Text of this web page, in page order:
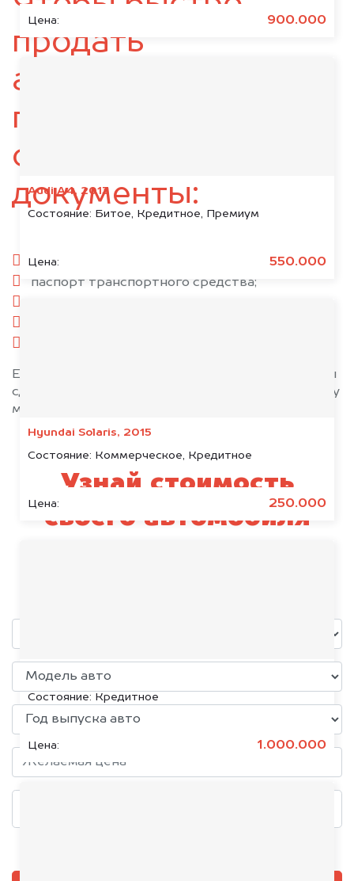
Цена: 900.000
Audi A4, 2013
Состояние: Битое, Кредитное, Премиум
Цена: 550.000
Hyundai Solaris, 2015
Состояние: Коммерческое, Кредитное
Цена: 250.000
KIA K5, 2020
Состояние: Кредитное
Цена: 1.000.000
продать
автомобиль,
подготовьте
следующие
документы:
паспорт гражданина РФ;
паспорт транспортного средства;
Если у вас нет всех документов, то наши юристы
сделают всё возможное, чтобы оформить сделку
максимально быстро!
Узнай стоимость
своего автомобиля